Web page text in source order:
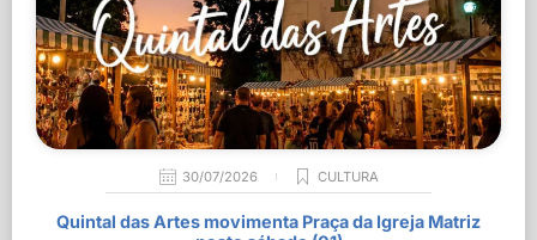
30/07/2026 CULTURA
Quintal das Artes movimenta Praça da Igreja Matriz